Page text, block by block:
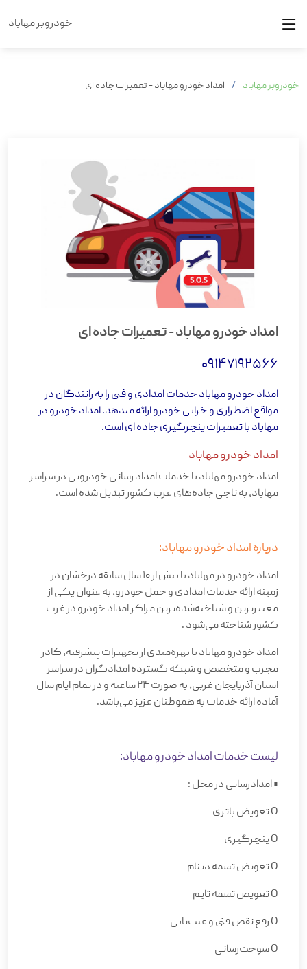
خودروبر مهاباد
خودروبر مهاباد امداد خودرو مهاباد - تعمیرات جاده ای
امداد خودرو مهاباد - تعمیرات جاده ای
09147192566
امداد خودرو مهاباد خدمات امدادی و فنی را به رانندگان در
مواقع اضطراری و خرابی خودرو ارائه میدهد. امداد خودرو در
مهاباد با تعمیرات پنچرگیری جاده ای است.
امداد خودرو مهاباد
امداد خودرو مهاباد با خدمات امداد رسانی خودرویی در سراسر
مهاباد، به ناجی جاده‌های غرب کشور تبدیل شده است.
درباره امداد خودرو مهاباد:
امداد خودرو در مهاباد با بیش از 10 سال سابقه درخشان در
زمینه ارائه خدمات امدادی و حمل خودرو، به عنوان یکی از
معتبرترین و شناخته‌شده‌ترین مراکز امداد خودرو در غرب
کشور شناخته می‌شود.
امداد خودرو مهاباد با بهره‌مندی از تجهیزات پیشرفته، کادر
مجرب و متخصص و شبکه گسترده امدادگران در سراسر
استان آذربایجان غربی، به صورت 24 ساعته و در تمام ایام سال
آماده ارائه خدمات به هموطنان عزیز می‌باشد.
لیست خدمات امداد خودرو مهاباد:
•امدادرسانی در محل:
Oتعویض باتری
Oپنچرگیری
Oتعویض تسمه دینام
Oتعویض تسمه تایم
Oرفع نقص فنی و عیب‌یابی
Oسوخت‌رسانی